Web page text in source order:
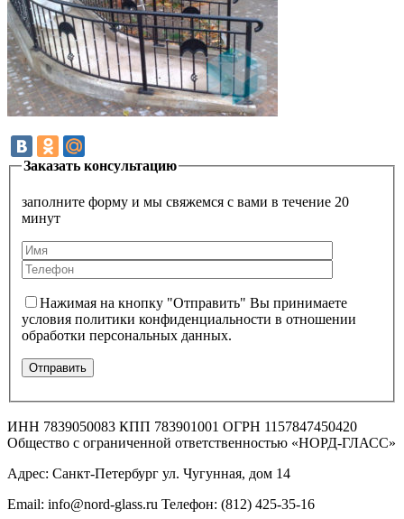
Заказать консультацию
заполните форму и мы свяжемся с вами в течение 20
минут
Нажимая на кнопку "Отправить" Вы принимаете
условия политики конфиденциальности в отношении
обработки персональных данных.
ИНН 7839050083 КПП 783901001 ОГРН 1157847450420
Общество с ограниченной ответственностью «НОРД-ГЛАСС»
Адрес: Санкт-Петербург ул. Чугунная, дом 14
Email: info@nord-glass.ru Телефон: (812) 425-35-16